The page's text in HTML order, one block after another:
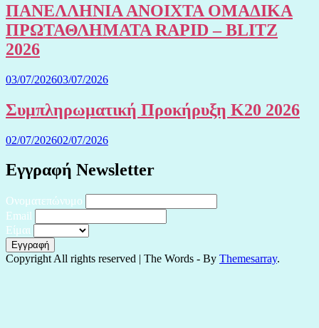
ΠΑΝΕΛΛΗΝΙΑ ΑΝΟΙΧΤΑ ΟΜΑΔΙΚΑ
ΠΡΩΤΑΘΛΗΜΑΤΑ RAPID – BLITZ
2026
03/07/202603/07/2026
Συμπληρωματική Προκήρυξη Κ20 2026
02/07/202602/07/2026
Εγγραφή Newsletter
Ονοματεπώνυμο
Email
Είμαι
Copyright All rights reserved | The Words - By Themesarray.